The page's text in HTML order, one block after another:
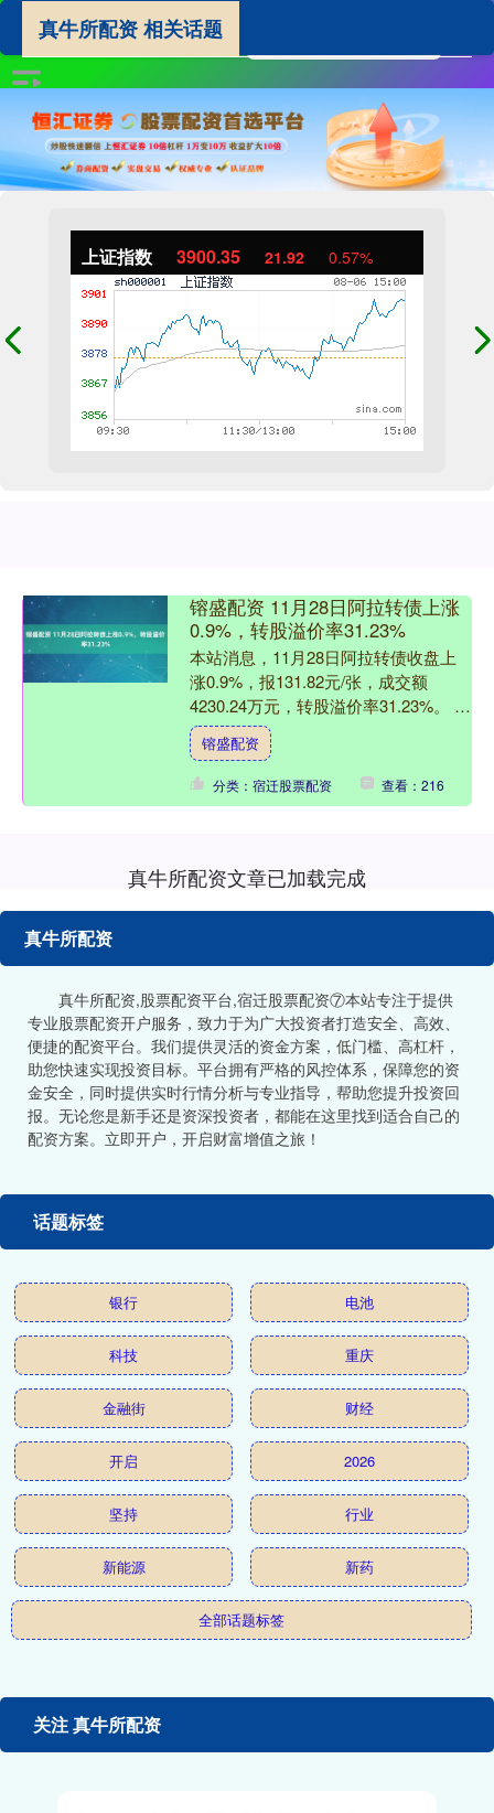
上证指数 3900.35 21.92 0.57%
真牛所配资 相关话题
镕盛配资 11月28日阿拉转债上涨
0.9%，转股溢价率31.23%
本站消息，11月28日阿拉转债收盘上
涨0.9%，报131.82元/张，成交额
4230.24万元，转股溢价率31.23%。 资
料显示，阿拉转债信用级别为“A+”，....
镕盛配资
分类：宿迁股票配资 查看：216
真牛所配资文章已加载完成
真牛所配资
真牛所配资,股票配资平台,宿迁股票配资⑦本站专注于提供
专业股票配资开户服务，致力于为广大投资者打造安全、高效、
便捷的配资平台。我们提供灵活的资金方案，低门槛、高杠杆，
助您快速实现投资目标。平台拥有严格的风控体系，保障您的资
金安全，同时提供实时行情分析与专业指导，帮助您提升投资回
报。无论您是新手还是资深投资者，都能在这里找到适合自己的
配资方案。立即开户，开启财富增值之旅！
话题标签
银行 电池
科技 重庆
金融街 财经
开启 2026
坚持 行业
新能源 新药
全部话题标签
关注 真牛所配资